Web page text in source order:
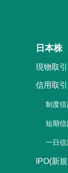
日本株
現物取引
信用取引
制度信
短期信
一日信
IPO(新